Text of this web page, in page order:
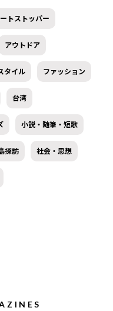
トストッパー
アウトドア
タイル ファッション
台湾
小説・随筆・短歌
探訪 社会・思想